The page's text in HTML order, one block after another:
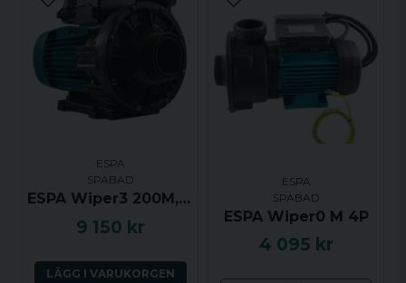
ESPA
SPABAD
ESPA Wiper3 200M, 2.0hk, 1 växel
9 150 kr
LÄGG I VARUKORGEN
ESPA
SPABAD
ESPA Wiper0 M 4P
4 095 kr
Ja, ni får publicera min fråga